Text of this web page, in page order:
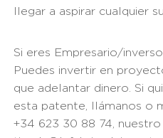
llegar a aspirar cualquier
Si eres Empresario/
Puedes invertir en
que adelantar dinero. Si
esta patente, llámanos o
+34 623 30 88 74, nuestro